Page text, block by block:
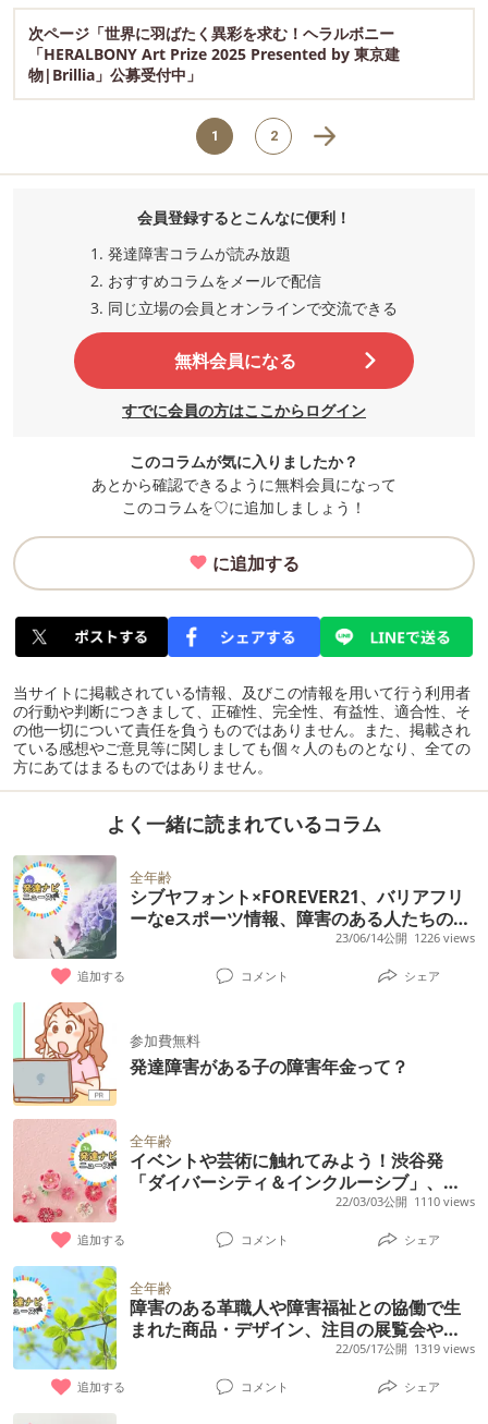
次ページ「世界に羽ばたく異彩を求む！ヘラルボニー
「HERALBONY Art Prize 2025 Presented by 東京建
物|Brillia」公募受付中」
1 2
会員登録するとこんなに便利！
発達障害コラムが読み放題
おすすめコラムをメールで配信
同じ立場の会員とオンラインで交流できる
無料会員になる
すでに会員の方はここからログイン
このコラムが気に入りましたか？
あとから確認できるように無料会員になって
このコラムを♡に追加しましょう！
に追加する
当サイトに掲載されている情報、及びこの情報を用いて行う利用者
の行動や判断につきまして、正確性、完全性、有益性、適合性、そ
の他一切について責任を負うものではありません。また、掲載され
ている感想やご意見等に関しましても個々人のものとなり、全ての
方にあてはまるものではありません。
よく一緒に読まれているコラム
全年齢
シブヤフォント×FOREVER21、バリアフリ
ーなeスポーツ情報、障害のある人たちの50
編の詩「NHKハート展」、ドラマ「ケーキ
の切れない非行少年たち」など話題の情報
をお届け！
23/06/14公開 1226 views
追加する コメント シェア
参加費無料
発達障害がある子の障害年金って？
全年齢
イベントや芸術に触れてみよう！渋谷発
「ダイバーシティ＆インクルーシブ」、ア
ール・ブリュット作品展、カナダの障害者
芸術団体による展覧会、NHKハート展など
注目のニュースをお届け
22/03/03公開 1110 views
追加する コメント シェア
全年齢
障害のある革職人や障害福祉との協働で生
まれた商品・デザイン、注目の展覧会や、
障害のない社会を目指した署名活動など、
気になるニュースをお届け！
22/05/17公開 1319 views
追加する コメント シェア